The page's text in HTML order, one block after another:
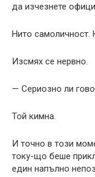
да изчезнете
Нито самоличност.
Изсмях се нервно.
— Сериозно ли
Той кимна.
И точно в този
току-що беше
един напълно